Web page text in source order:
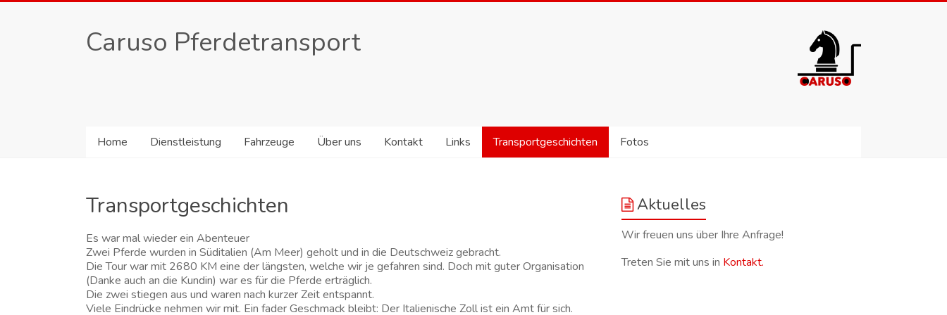
Caruso Pferdetransport
Home Dienstleistung Fahrzeuge Über uns Kontakt Links Transportgeschichten Fotos
Transportgeschichten
Es war mal wieder ein Abenteuer
Zwei Pferde wurden in Süditalien (Am Meer) geholt und in die Deutschweiz gebracht.
Die Tour war mit 2680 KM eine der längsten, welche wir je gefahren sind. Doch mit guter Organisation
(Danke auch an die Kundin) war es für die Pferde erträglich.
Die zwei stiegen aus und waren nach kurzer Zeit entspannt.
Viele Eindrücke nehmen wir mit. Ein fader Geschmack bleibt: Der Italienische Zoll ist ein Amt für sich.
Aktuelles
Wir freuen uns über Ihre Anfrage!
Treten Sie mit uns in Kontakt.